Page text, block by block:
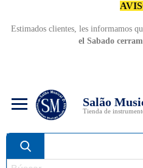
Estimados clientes, les informamos
el Sabado
Salão
Tienda de